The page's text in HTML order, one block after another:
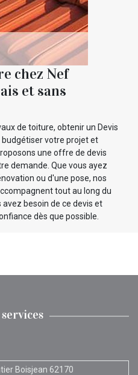
chez Nef
et sans
de toiture, obtenir un Devis
votre projet et
une offre de devis
demande. Que vous ayez
ou d'une pose, nos
tout au long du
besoin de ce devis et
dès que possible.
Boisjean 62170